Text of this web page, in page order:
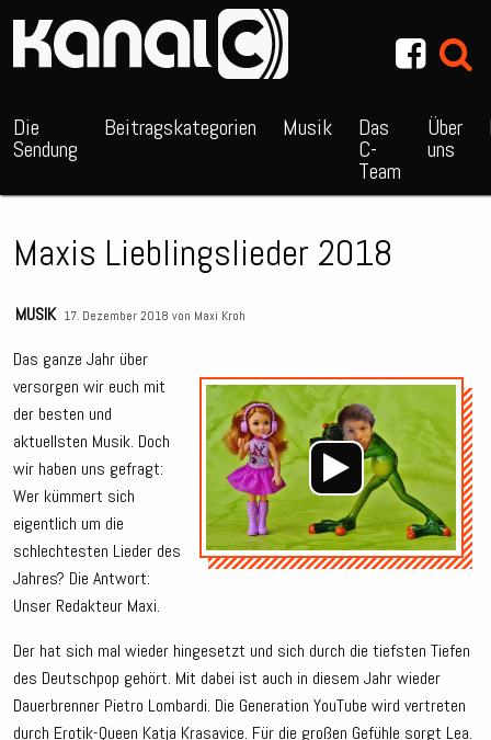
Die
Sendung
Beitragskategorien Musik Das
C-
Team
Über
uns
Maxis Lieblingslieder 2018
MUSIK 17. Dezember 2018 von Maxi Kroh
Das ganze Jahr über
versorgen wir euch mit
der besten und
aktuellsten Musik. Doch
wir haben uns gefragt:
Wer kümmert sich
eigentlich um die
schlechtesten Lieder des
Jahres? Die Antwort:
Unser Redakteur Maxi.
Der hat sich mal wieder hingesetzt und sich durch die tiefsten Tiefen
des Deutschpop gehört. Mit dabei ist auch in diesem Jahr wieder
Dauerbrenner Pietro Lombardi. Die Generation YouTube wird vertreten
durch Erotik-Queen Katja Krasavice. Für die großen Gefühle sorgt Lea.